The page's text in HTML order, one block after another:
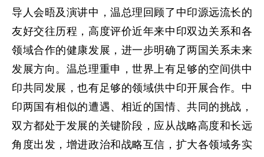
导人会晤及演讲中，温总理回顾了中印源远流长的
友好交往历程，高度评价近年来中印双边关系和各
领域合作的健康发展，进一步明确了两国关系未来
发展方向。温总理重申，世界上有足够的空间供中
印共同发展，也有足够的领域供中印开展合作。中
印两国有相似的遭遇、相近的国情、共同的挑战，
双方都处于发展的关键阶段，应从战略高度和长远
角度出发，增进政治和战略互信，扩大各领域务实